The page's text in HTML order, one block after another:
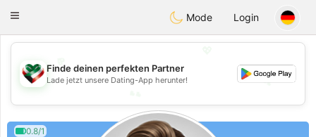
KuwaitChat
Toggle
Mode Login
💕
Finde deinen perfekten Partner
Lade jetzt unsere Dating-App herunter!
0.8/1